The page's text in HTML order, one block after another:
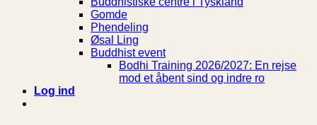
Gomde
Phendeling
Øsal Ling
Buddhist event
Bodhi Training 2026/2027: En rejse
mod et åbent sind og indre ro
Log ind